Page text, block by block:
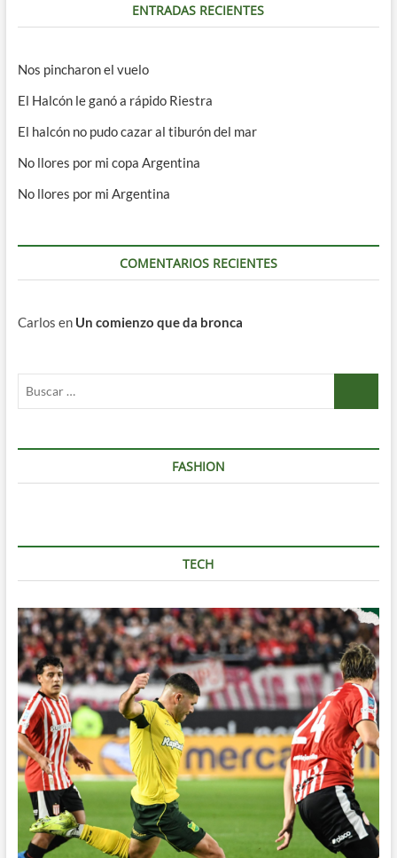
ENTRADAS RECIENTES
Nos pincharon el vuelo
El Halcón le ganó a rápido Riestra
El halcón no pudo cazar al tiburón del mar
No llores por mi copa Argentina
No llores por mi Argentina
COMENTARIOS RECIENTES
Carlos en Un comienzo que da bronca
FASHION
TECH